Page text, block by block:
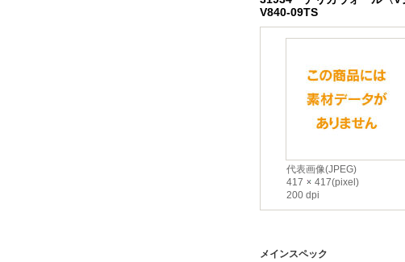
V840-09TS
代表画像(JPEG)
417
417(pixel)
200 dpi
メインスペック